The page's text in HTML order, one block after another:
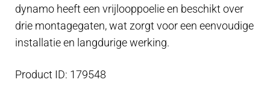
dynamo heeft een vrijlooppoelie en beschikt over
drie montagegaten, wat zorgt voor een eenvoudige
installatie en langdurige werking.
Product ID: 179548